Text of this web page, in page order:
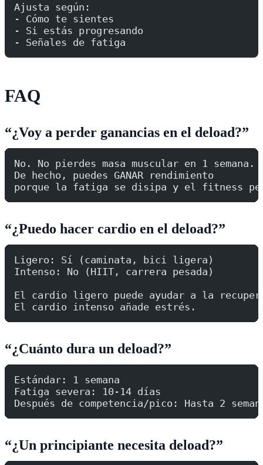
Ajusta según:
- Cómo te sientes
- Si estás progresando
- Señales de fatiga
FAQ
“¿Voy a perder ganancias en el deload?”
No. No pierdes masa muscular en 1 semana.
De hecho, puedes GANAR rendimiento
porque la fatiga se disipa y el fitness
“¿Puedo hacer cardio en el deload?”
Ligero: Sí (caminata, bici ligera)
Intenso: No (HIIT, carrera pesada)
El cardio ligero puede ayudar a la
El cardio intenso añade estrés.
“¿Cuánto dura un deload?”
Estándar: 1 semana
Fatiga severa: 10-14 días
Después de competencia/pico: Hasta 2
“¿Un principiante necesita deload?”